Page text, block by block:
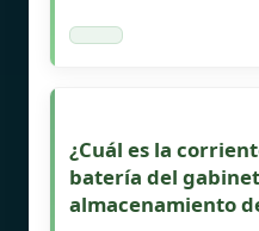
¿Cuál es la
batería del
almacenamiento